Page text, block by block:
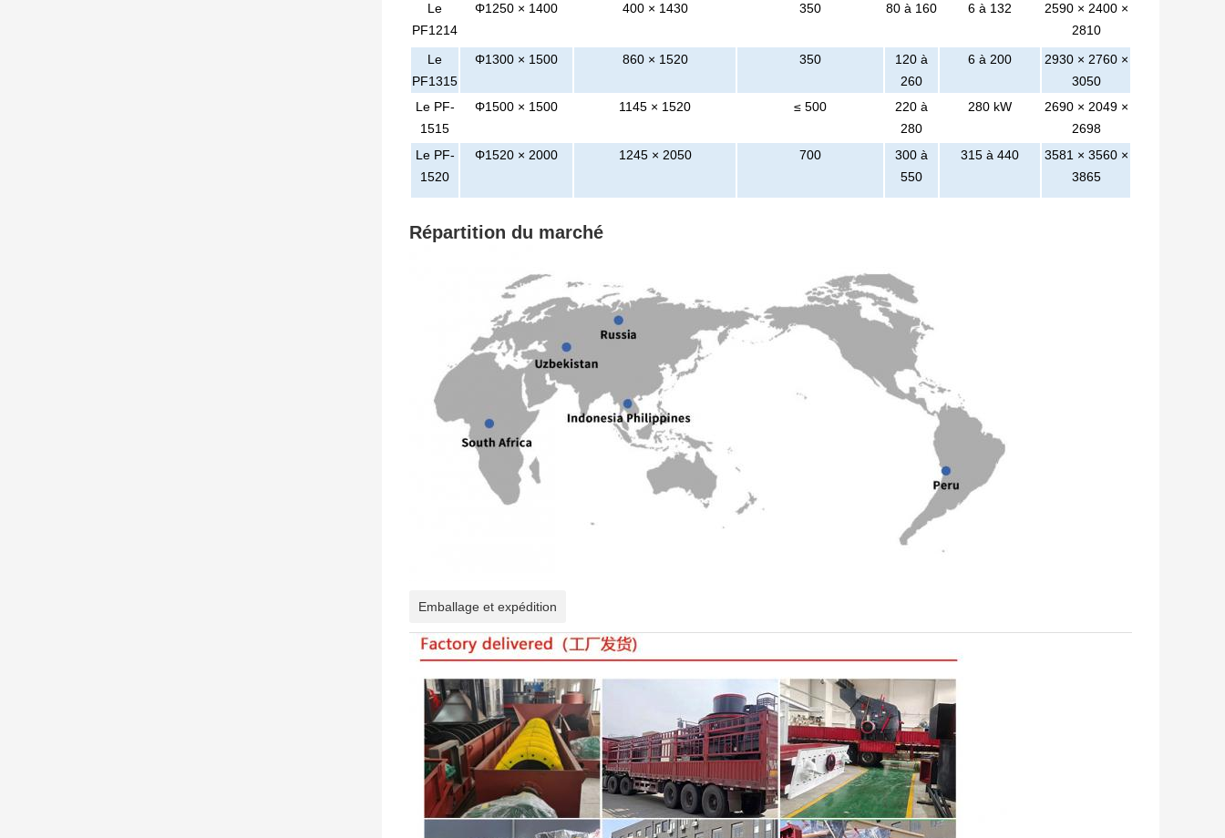
Le
PF1214
Φ1250 × 1400 400 × 1430 350 80 à 160 6 à 132
2590 × 2400 ×
2810
Le
PF1315
Φ1300 × 1500 860 × 1520 350
120 à
260
6 à 200
2930 × 2760 ×
3050
Le PF-
1515
Φ1500 × 1500 1145 × 1520 ≤ 500
220 à
280
280 kW
2690 × 2049 ×
2698
Le PF-
1520
Φ1520 × 2000 1245 × 2050 700
300 à
550
315 à 440
3581 × 3560 ×
3865
Répartition du marché
Emballage et expédition